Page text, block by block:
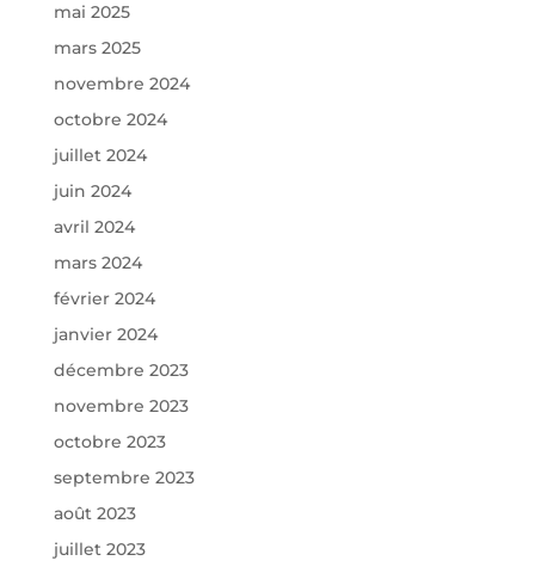
mai 2025
mars 2025
novembre 2024
octobre 2024
juillet 2024
juin 2024
avril 2024
mars 2024
février 2024
janvier 2024
décembre 2023
novembre 2023
octobre 2023
septembre 2023
août 2023
juillet 2023